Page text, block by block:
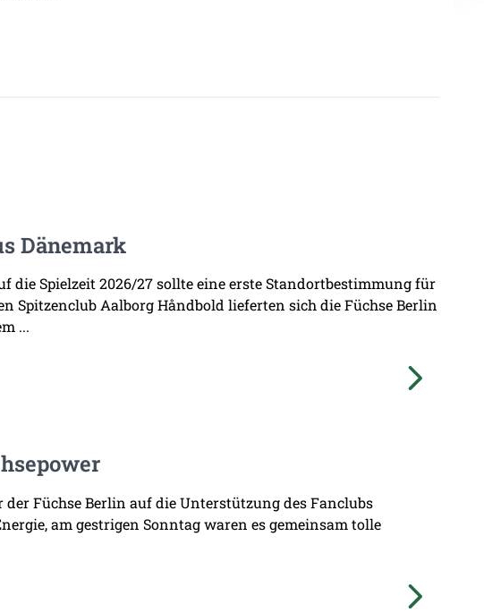
Dänemark
die Spielzeit 2026/27 sollte eine erste Standortbestimmung für
Spitzenclub Aalborg Håndbold lieferten sich die Füchse Berlin
...
Füchse Berlin auf die Unterstützung des Fanclubs
am gestrigen Sonntag waren es gemeinsam tolle